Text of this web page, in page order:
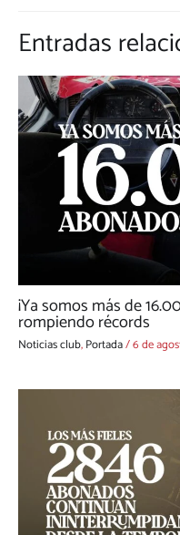
Entradas
¡Ya somos más de
rompiendo récords
Noticias club,Portada/6 de